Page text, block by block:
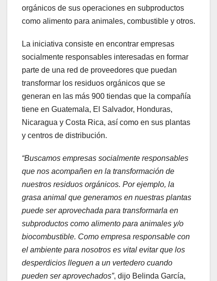
orgánicos de sus operaciones en subproductos
como alimento para animales, combustible y otros.
La iniciativa consiste en encontrar empresas
socialmente responsables interesadas en formar
parte de una red de proveedores que puedan
transformar los residuos orgánicos que se
generan en las más 900 tiendas que la compañía
tiene en Guatemala, El Salvador, Honduras,
Nicaragua y Costa Rica, así como en sus plantas
y centros de distribución.
“Buscamos empresas socialmente responsables
que nos acompañen en la transformación de
nuestros residuos orgánicos. Por ejemplo, la
grasa animal que generamos en nuestras plantas
puede ser aprovechada para transformarla en
subproductos como alimento para animales y/o
biocombustible. Como empresa responsable con
el ambiente para nosotros es vital evitar que los
desperdicios lleguen a un vertedero cuando
pueden ser aprovechados”, dijo Belinda García,